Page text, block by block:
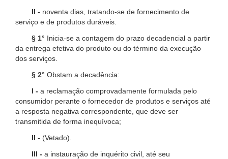
II - noventa dias, tratando-se de fornecimento de
serviço e de produtos duráveis.
§ 1° Inicia-se a contagem do prazo decadencial a partir
da entrega efetiva do produto ou do término da execução
dos serviços.
§ 2° Obstam a decadência:
I - a reclamação comprovadamente formulada pelo
consumidor perante o fornecedor de produtos e serviços até
a resposta negativa correspondente, que deve ser
transmitida de forma inequívoca;
II - (Vetado).
III - a instauração de inquérito civil, até seu